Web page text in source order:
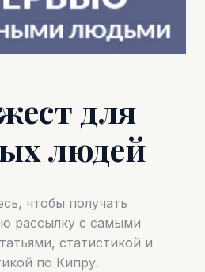
для
людей
чтобы получать
рассылку с самыми
статистикой и
по Кипру.